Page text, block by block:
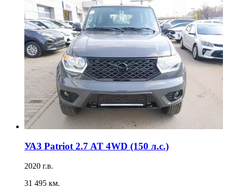
УАЗ Patriot 2.7 AT 4WD (150 л.с.)
2020 г.в.
31 495 км.